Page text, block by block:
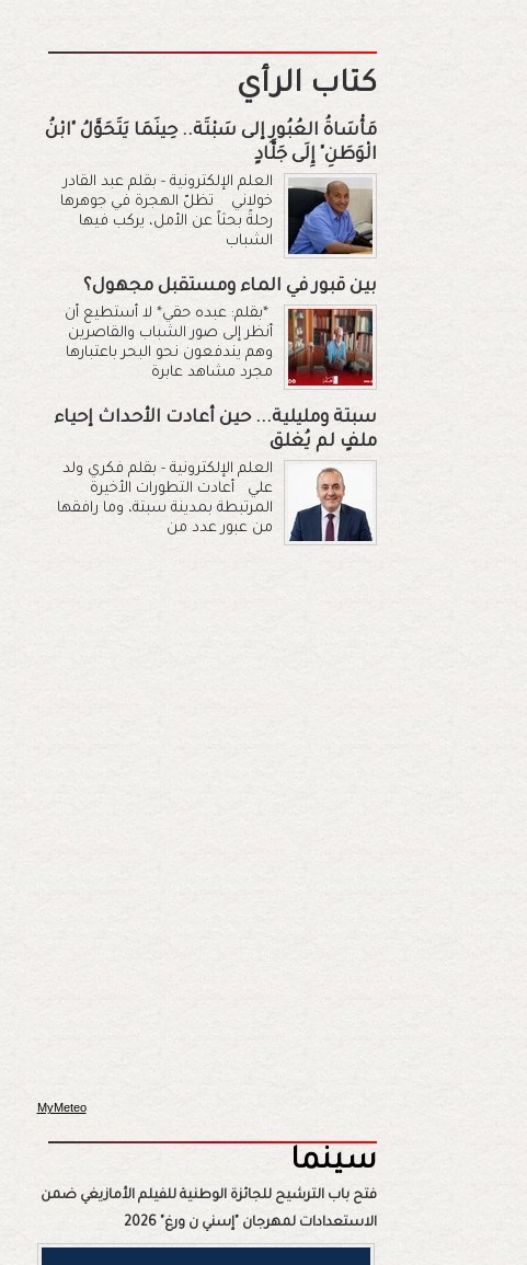
كتاب الرأي
مَأْسَاةُ العُبُورِ إلى سَبْتَة.. حِينَمَا يَتَحَوَّلُ "ابْنُ
الْوَطَنِ" إِلَى جَلَّادٍ
العلم الإلكترونية - بقلم عبد القادر
خولاني تظلّ الهجرة في جوهرها
رحلةً بحثاً عن الأمل، يركب فيها
الشباب
بين قبور في الماء ومستقبل مجهول؟
*بقلم: عبده حقي* لا أستطيع أن
أنظر إلى صور الشباب والقاصرين
وهم يندفعون نحو البحر باعتبارها
مجرد مشاهد عابرة
سبتة ومليلية... حين أعادت الأحداث إحياء
ملفٍ لم يُغلق
العلم الإلكترونية - بقلم فكري ولد
علي أعادت التطورات الأخيرة
المرتبطة بمدينة سبتة، وما رافقها
من عبور عدد من
MyMeteo
سينما
فتح باب الترشيح للجائزة الوطنية للفيلم الأمازيغي ضمن
الاستعدادات لمهرجان "إسني ن ورغ" 2026